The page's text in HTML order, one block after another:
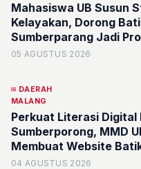
Mahasiswa UB Susun
Kelayakan, Dorong
Sumberparang Jadi
Unggulan dan Identitas
05 AGUSTUS 2026
DAERAH
MALANG
Perkuat Literasi Digital
Sumberporong, MMD
Membuat Website
Sumberparang
04 AGUSTUS 2026